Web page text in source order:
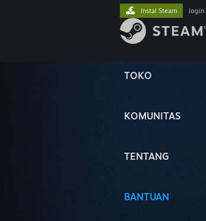
TOKO
KOMUNITAS
TENTANG
BANTUAN
Instal Steam login